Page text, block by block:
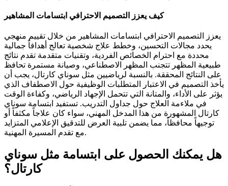
كيف يعزز التصميم الاحترافي ابتسامات المشاهير
يعزز التصميم الاحترافي ابتسامات المشاهير من خلال تقييم منهجي
يحدد مجالات التحسين، وخطط علاج شخصية تعالج أهدافاً جمالية
محددة مع احترام الخصائص الفردية، وتقنيات متقدمة تقدم نتائج
طبيعية المظهر تتجنب المظهر الاصطناعي، وصيانة مستمرة تحافظ
على النتائج المحققة. بالنسبة لرياضيين مثل سوناي كارتال، يجب أن
يأخذ التصميم في الاعتبار المتطلبات الوظيفية حول الاصطفاف الذي
يؤثر على الأداء، والمتانة التي تتحمل الإجهاد الرياضي، وكفاءة الوقت
في ملاءمة العلاج حول جداول التدريب. تستفيد ابتسامة سوناي
كارتال المشهورة من هذا المدخل المهني، سواء كان علاجاً مكثفاً أو
توجيهاً محافظاً، مما يضمن تلبية العرض للتدقيق الإعلامي المتزايد
مع تقدم المسيرة المهنية.
هل يمكنك الحصول على ابتسامة مثل سوناي
كارتال؟